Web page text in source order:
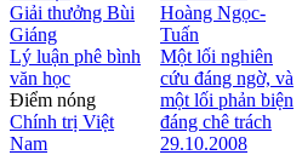
Giải thưởng Bùi
Giáng
Lý luận phê bình
văn học
Điểm nóng
Chính trị Việt
Nam
Hoàng Ngọc-
Tuấn
Một lối nghiên
cứu đáng ngờ, và
một lối phản biện
đáng chê trách
29.10.2008